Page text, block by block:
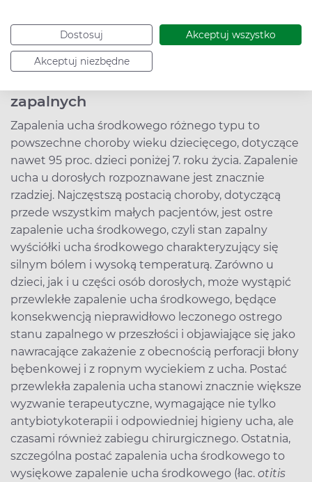
Dostosuj Akceptuj wszystko
Akceptuj niezbędne
jamy bębenkowej (3-6 proc.), przewlekły ropotok
(0,5 proc.).
zapalnych
Zapalenia ucha środkowego różnego typu to
powszechne choroby wieku dziecięcego, dotyczące
nawet 95 proc. dzieci poniżej 7. roku życia. Zapalenie
ucha u dorosłych rozpoznawane jest znacznie
rzadziej. Najczęstszą postacią choroby, dotyczącą
przede wszystkim małych pacjentów, jest ostre
zapalenie ucha środkowego, czyli stan zapalny
wyściółki ucha środkowego charakteryzujący się
silnym bólem i wysoką temperaturą. Zarówno u
dzieci, jak i u części osób dorosłych, może wystąpić
przewlekłe zapalenie ucha środkowego, będące
konsekwencją nieprawidłowo leczonego ostrego
stanu zapalnego w przeszłości i objawiające się jako
nawracające zakażenie z obecnością perforacji błony
bębenkowej i z ropnym wyciekiem z ucha. Postać
przewlekła zapalenia ucha stanowi znacznie większe
wyzwanie terapeutyczne, wymagające nie tylko
antybiotykoterapii i odpowiedniej higieny ucha, ale
czasami również zabiegu chirurgicznego. Ostatnia,
szczególna postać zapalenia ucha środkowego to
wysiękowe zapalenie ucha środkowego (łac. otitis